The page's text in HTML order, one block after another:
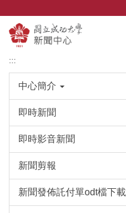
主
要
內
:::
中心簡介
即時新聞
即時影音新聞
新聞剪報
新聞發佈託付單odt檔下載